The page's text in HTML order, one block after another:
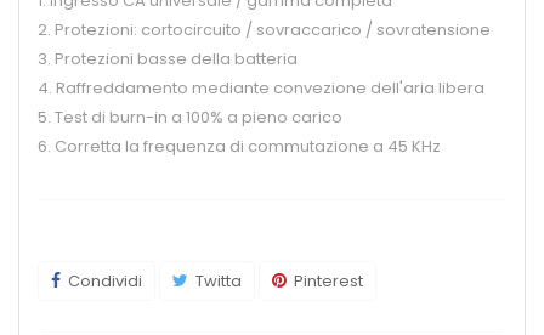
2. Protezioni: cortocircuito / sovraccarico / sovratensione
3. Protezioni basse della batteria
4. Raffreddamento mediante convezione dell'aria libera
5. Test di burn-in a 100% a pieno carico
6. Corretta la frequenza di commutazione a 45 KHz
Condividi Twitta Pinterest